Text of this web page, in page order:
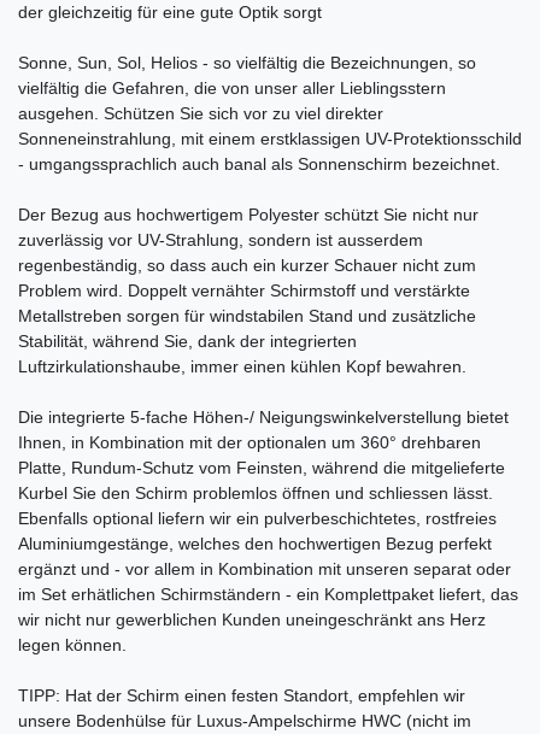
der gleichzeitig für eine gute Optik sorgt
Sonne, Sun, Sol, Helios - so vielfältig die Bezeichnungen, so
vielfältig die Gefahren, die von unser aller Lieblingsstern
ausgehen. Schützen Sie sich vor zu viel direkter
Sonneneinstrahlung, mit einem erstklassigen UV-Protektionsschild
- umgangssprachlich auch banal als Sonnenschirm bezeichnet.
Der Bezug aus hochwertigem Polyester schützt Sie nicht nur
zuverlässig vor UV-Strahlung, sondern ist ausserdem
regenbeständig, so dass auch ein kurzer Schauer nicht zum
Problem wird. Doppelt vernähter Schirmstoff und verstärkte
Metallstreben sorgen für windstabilen Stand und zusätzliche
Stabilität, während Sie, dank der integrierten
Luftzirkulationshaube, immer einen kühlen Kopf bewahren.
Die integrierte 5-fache Höhen-/ Neigungswinkelverstellung bietet
Ihnen, in Kombination mit der optionalen um 360° drehbaren
Platte, Rundum-Schutz vom Feinsten, während die mitgelieferte
Kurbel Sie den Schirm problemlos öffnen und schliessen lässt.
Ebenfalls optional liefern wir ein pulverbeschichtetes, rostfreies
Aluminiumgestänge, welches den hochwertigen Bezug perfekt
ergänzt und - vor allem in Kombination mit unseren separat oder
im Set erhätlichen Schirmständern - ein Komplettpaket liefert, das
wir nicht nur gewerblichen Kunden uneingeschränkt ans Herz
legen können.
TIPP: Hat der Schirm einen festen Standort, empfehlen wir
unsere Bodenhülse für Luxus-Ampelschirme HWC (nicht im